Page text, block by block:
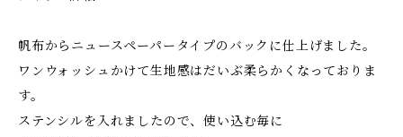
帆布からニュースペーパータイプのバックに仕上げました。
ワンウォッシュかけて生地感はだいぶ柔らかくなっておりま
す。
ステンシルを入れましたので、使い込む毎に